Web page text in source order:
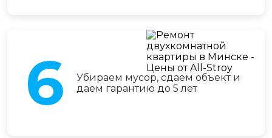
6
Убираем мусор, сдаем объект и
даем гарантию до 5 лет